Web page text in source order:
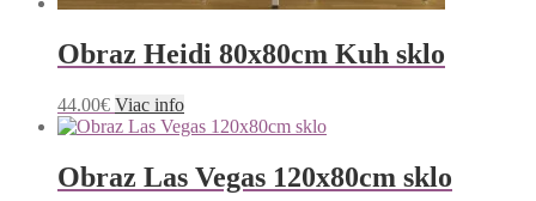
Obraz Heidi 80x80cm Kuh sklo
44.00€ Viac info
Obraz Las Vegas 120x80cm sklo